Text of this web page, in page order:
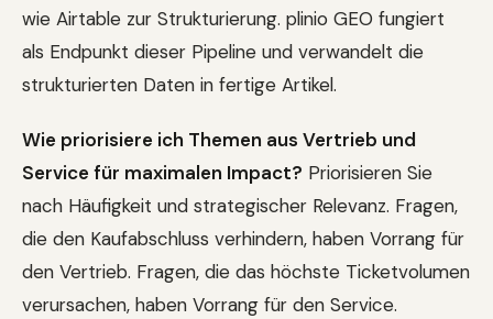
wie Airtable zur Strukturierung. plinio GEO fungiert
als Endpunkt dieser Pipeline und verwandelt die
strukturierten Daten in fertige Artikel.
Wie priorisiere ich Themen aus Vertrieb und
Service für maximalen Impact? Priorisieren Sie
nach Häufigkeit und strategischer Relevanz. Fragen,
die den Kaufabschluss verhindern, haben Vorrang für
den Vertrieb. Fragen, die das höchste Ticketvolumen
verursachen, haben Vorrang für den Service.